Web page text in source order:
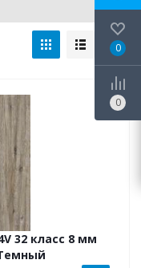
32 класс 8 мм
0
0